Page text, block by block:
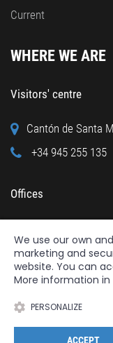
Current
WHERE WE ARE
Visitors' centre
Cantón de Santa
+34 945 255 135
Offices
+34 945 122 160
2026 © Fundación
We use our own
marketing and
website. You can
More information in
PERSONALIZE
ACCEPT